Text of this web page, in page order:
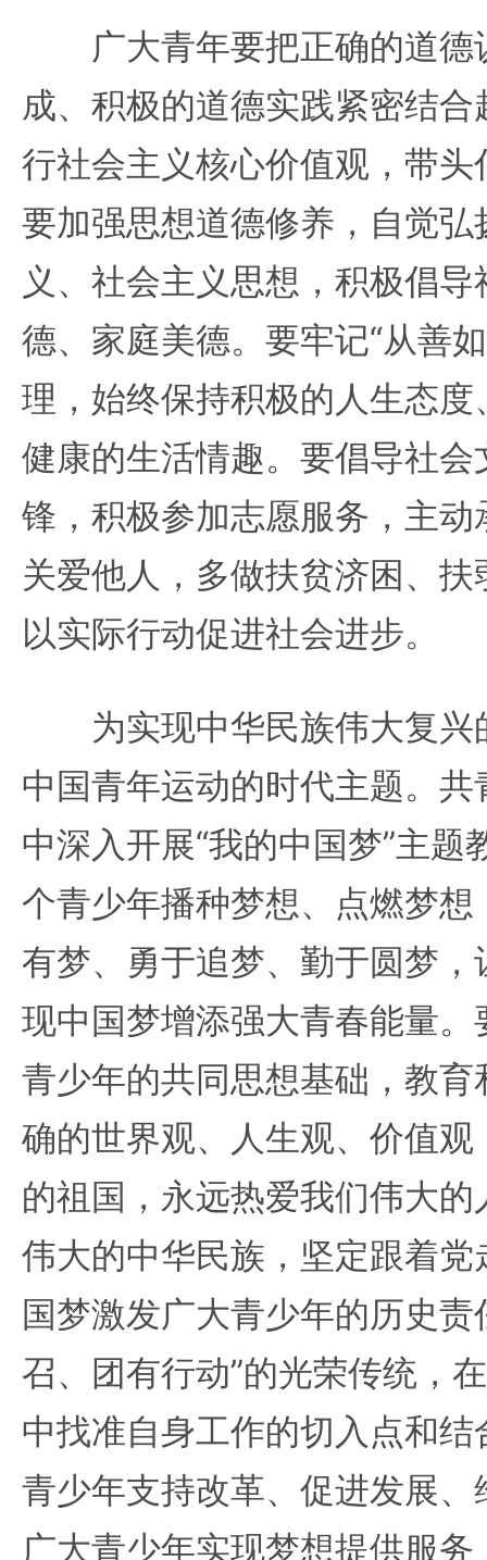
广大青年要把正确的道德
成、积极的道德实践紧密结
行社会主义核心价值观，带
要加强思想道德修养，自觉
义、社会主义思想，积极倡
德、家庭美德。要牢记“从善
理，始终保持积极的人生态
健康的生活情趣。要倡导社
锋，积极参加志愿服务，主
关爱他人，多做扶贫济困、
以实际行动促进社会进步。
为实现中华民族伟大复兴
中国青年运动的时代主题。
中深入开展“我的中国梦”主题
个青少年播种梦想、点燃梦
有梦、勇于追梦、勤于圆梦
现中国梦增添强大青春能量
青少年的共同思想基础，教
确的世界观、人生观、价值
的祖国，永远热爱我们伟大
伟大的中华民族，坚定跟着
国梦激发广大青少年的历史责
召、团有行动”的光荣传统，
中找准自身工作的切入点和
青少年支持改革、促进发展
广大青少年实现梦想提供服